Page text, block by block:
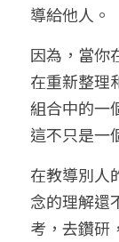
五人實戰
五行計
五行計
團隊訓
小兒命名
科學八
輕鬆學
常見問題
FB粉絲
繁體中文
繁體
五行
導給他人。
因為，當你
在重新整理
組合中的一
這不只是一
在教導別人
念的理解還
考，去鑽研